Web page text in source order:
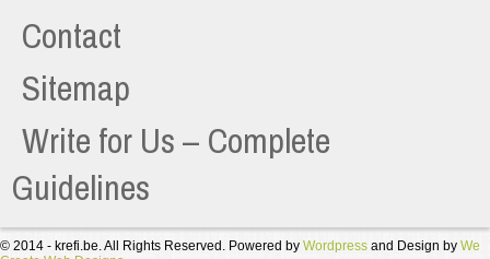
Contact
Sitemap
Write for Us – Complete
Guidelines
© 2014 - krefi.be. All Rights Reserved. Powered by Wordpress and Design by We